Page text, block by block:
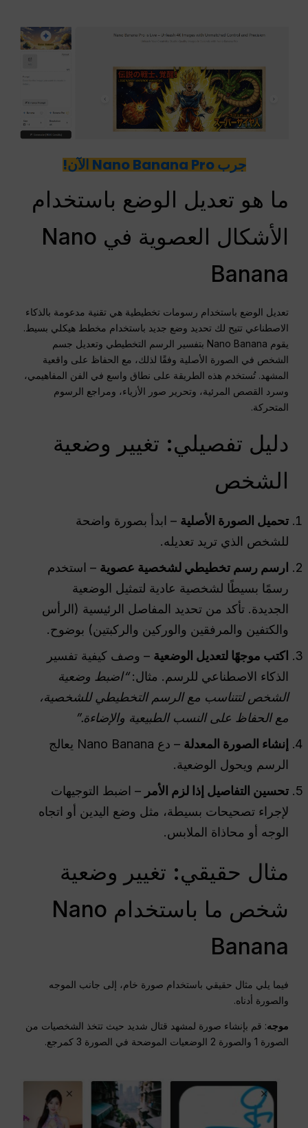
جرب Nano Banana Pro الآن!
ما هو تعديل الوضع باستخدام
الأشكال العصوية في Nano
Banana
تعديل الوضع باستخدام رسومات تخطيطية هي تقنية مدعومة بالذكاء
الاصطناعي تتيح لك تحديد وضع جديد باستخدام مخطط هيكلي بسيط.
يقوم Nano Banana بتفسير الرسم التخطيطي وتعديل جسم
الشخص في الصورة الأصلية وفقًا لذلك، مع الحفاظ على واقعية
المشهد. تُستخدم هذه الطريقة على نطاق واسع في الفن المفاهيمي،
وسرد القصص المرئية، وتحرير صور الأزياء، ومراجع الرسوم
المتحركة.
دليل تفصيلي: تغيير وضعية
الشخص
تحميل الصورة الأصلية – ابدأ بصورة واضحة
للشخص الذي تريد تعديله.
ارسم رسم تخطيطي لشخصية عصوية – استخدم
رسمًا بسيطًا لشخصية عادية لتمثيل الوضعية
الجديدة. تأكد من تحديد المفاصل الرئيسية (الرأس
والكتفين والمرفقين والوركين والركبتين) بوضوح.
اكتب موجهًا لتعديل الوضعية – وصف كيفية تفسير
الذكاء الاصطناعي للرسم. مثال:“اضبط وضعية
الشخص لتتناسب مع الرسم التخطيطي للشخصية،
مع الحفاظ على النسب الطبيعية والإضاءة.”
إنشاء الصورة المعدلة
– دع Nano Banana يعالج
الرسم ويحول الوضعية.
تحسين التفاصيل إذا لزم الأمر – اضبط التوجيهات
لإجراء تصحيحات بسيطة، مثل وضع اليدين أو اتجاه
الوجه أو محاذاة الملابس.
مثال حقيقي: تغيير وضعية
شخص ما باستخدام Nano
Banana
فيما يلي مثال حقيقي باستخدام صورة خام، إلى جانب الموجه
والصورة أدناه.
موجه: قم بإنشاء صورة لمشهد قتال شديد حيث تتخذ الشخصيات من
الصورة 1 والصورة 2 الوضعيات الموضحة في الصورة 3 كمرجع.